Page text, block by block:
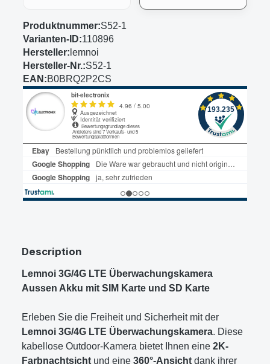
Produktnummer:S52-1
Varianten-ID:110896
Hersteller: lemnoi
Hersteller-Nr.:S52-1
EAN:B0BRQ2P2CS
Description
Lemnoi 3G/4G LTE Überwachungskamera
Aussen Akku mit SIM Karte und SD Karte
Erleben Sie die Freiheit und Sicherheit mit der
Lemnoi 3G/4G LTE Überwachungskamera. Diese
kabellose Outdoor-Kamera bietet Ihnen eine 2K-
Farbnachtsicht und eine 360°-Ansicht dank ihrer